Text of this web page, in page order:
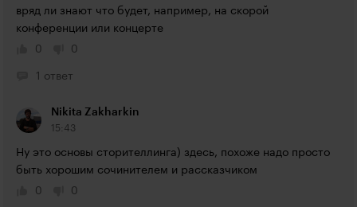
вряд ли знают что будет, например, на скорой
конференции или концерте
0
0
1 ответ
Nikita Zakharkin
15:43
Ну это основы сторителлинга) здесь, похоже надо просто
быть хорошим сочинителем и рассказчиком
0
0